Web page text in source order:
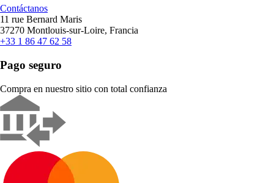
Contáctanos
11 rue Bernard Maris
37270 Montlouis-sur-Loire, Francia
+33 1 86 47 62 58
Pago seguro
Compra en nuestro sitio con total confianza